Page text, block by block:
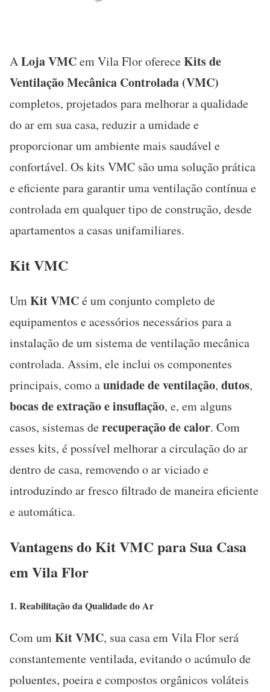
ALoja VMCem Vila Flor ofereceKits de
Ventilação Mecânica Controlada (VMC)
completos, projetados para melhorar a qualidade
do ar em sua casa, reduzir a umidade e
proporcionar um ambiente mais saudável e
confortável. Os kits VMC são uma solução prática
e eficiente para garantir uma ventilação contínua e
controlada em qualquer tipo de construção, desde
apartamentos a casas unifamiliares.
Kit VMC
UmKit VMCé um conjunto completo de
equipamentos e acessórios necessários para a
instalação de um sistema de ventilação mecânica
controlada. Assim, ele inclui os componentes
principais, como aunidade de ventilação, dutos,
bocas de extração e insuflação, e, em alguns
casos, sistemas derecuperação de calor. Com
esses kits, é possível melhorar a circulação do ar
dentro de casa, removendo o ar viciado e
introduzindo ar fresco filtrado de maneira eficiente
e automática.
Vantagens do Kit VMC para Sua Casa
em Vila Flor
1. Reabilitaçãoda Qualidade do Ar
Com umKit VMC, sua casa em Vila Flor será
constantemente ventilada, evitando o acúmulo de
poluentes, poeira e compostos orgânicos voláteis